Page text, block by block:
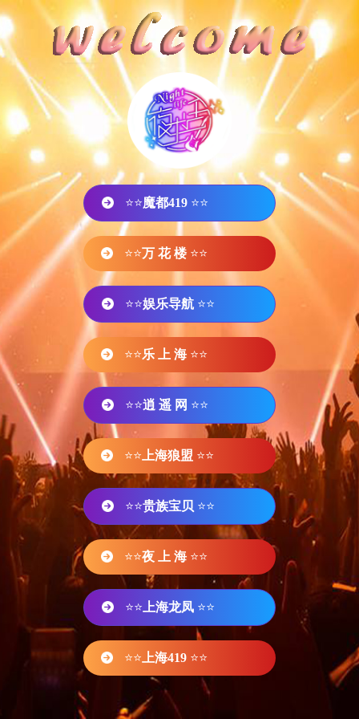
⭐⭐魔都419 ⭐⭐
⭐⭐万 花 楼 ⭐⭐
⭐⭐娱乐导航 ⭐⭐
⭐⭐乐 上 海 ⭐⭐
⭐⭐逍 遥 网 ⭐⭐
⭐⭐ 上海狼盟 ⭐⭐
⭐⭐贵族宝贝 ⭐⭐
⭐⭐夜 上 海 ⭐⭐
⭐⭐ 上海龙凤 ⭐⭐
⭐⭐ 上海419 ⭐⭐